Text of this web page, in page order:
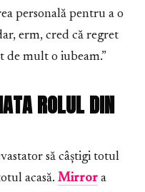
personală pentru a o
erm, cred că regret
de mult o iubeam.”
ROLUL DIN
să câștigi totul
acasă. Mirror a